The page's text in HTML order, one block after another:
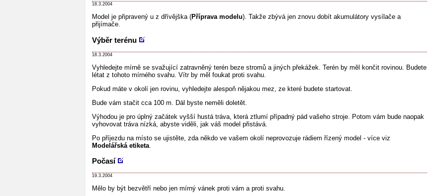
18.3.2004
Model je připravený u z dřívějška (Příprava modelu). Takže zbývá jen znovu dobít akumulátory vysílače a
přijímače.
Výběr terénu
18.3.2004
Vyhledejte mírně se svažující zatravněný terén beze stromů a jiných překážek. Terén by měl končit rovinou. Budete
létat z tohoto mírného svahu. Vítr by měl foukat proti svahu.
Pokud máte v okolí jen rovinu, vyhledejte alespoň nějakou mez, ze které budete startovat.
Bude vám stačit cca 100 m. Dál byste neměli doletět.
Výhodou je pro úplný začátek vyšší hustá tráva, která ztlumí případný pád vašeho stroje. Potom vám bude naopak
vyhovovat tráva nízká, abyste viděli, jak váš model přistává.
Po příjezdu na místo se ujistěte, zda někdo ve vašem okolí neprovozuje rádiem řízený model - více viz
Modelářská etiketa
Počasí
19.3.2004
Mělo by být bezvětří nebo jen mírný vánek proti vám a proti svahu.